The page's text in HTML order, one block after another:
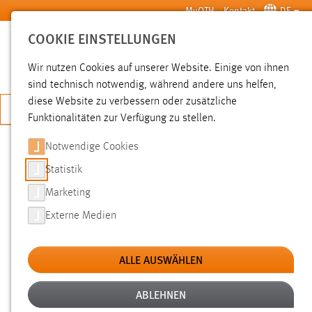
Zum Hauptinhalt springen MyOTH Kontakt DE
SUCHE
JETZT BEWERBEN
Hochschule Aktuelles News der OTH Amberg-Weiden
PROJEKT MIT DER RAIFFEISENBANK
WEIDEN
12.01.2012
Im laufenden Wintersemester hatten 14
Studierende der Vertiefungsrichtung Finanz-
COOKIE EINSTELLUNGEN
Wir nutzen Cookies auf unserer Website. Einige von ihnen
sind technisch notwendig, während andere uns helfen,
diese Website zu verbessern oder zusätzliche
Funktionalitäten zur Verfügung zu stellen.
Notwendige Cookies
Statistik
Marketing
Externe Medien
ALLE AUSWÄHLEN
ABLEHNEN